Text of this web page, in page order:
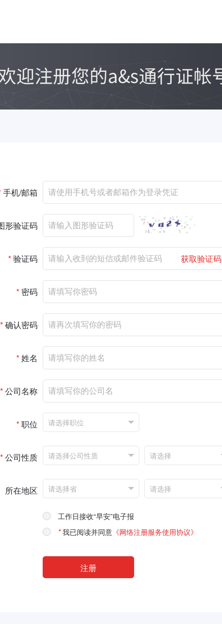
手机/邮箱
形验证码
*验证码 获取验证码
* 密码
*确认密码
*姓名
*公司名称
*职位
*公司性质
所在地区
工作日接收“早安”电子报
*我已阅读并同意 《网络注册服务使用协议》